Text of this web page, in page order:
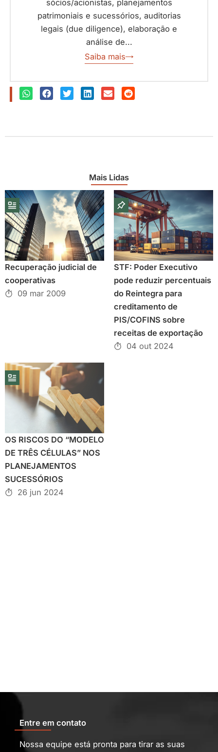
sócios/acionistas, planejamentos
patrimoniais e sucessórios, auditorias
legais (due diligence), elaboração e
análise de...
Saiba mais
Mais Lidas
Recuperação judicial de
cooperativas
09 mar 2009
STF: Poder Executivo
pode reduzir percentuais
do Reintegra para
creditamento de
PIS/COFINS sobre
receitas de exportação
04 out 2024
OS RISCOS DO “MODELO
DE TRÊS CÉLULAS” NOS
PLANEJAMENTOS
SUCESSÓRIOS
26 jun 2024
Entre em contato
Nossa equipe está pronta para tirar as suas